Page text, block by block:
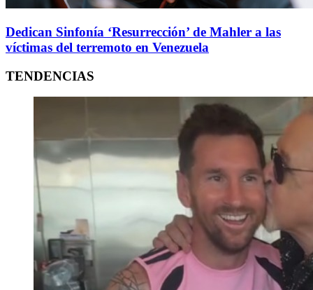
Dedican Sinfonía ‘Resurrección’ de Mahler a las
víctimas del terremoto en Venezuela
TENDENCIAS